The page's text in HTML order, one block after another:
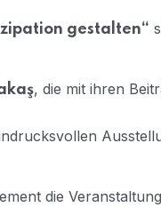
gestalten“
, die mit ihren
die